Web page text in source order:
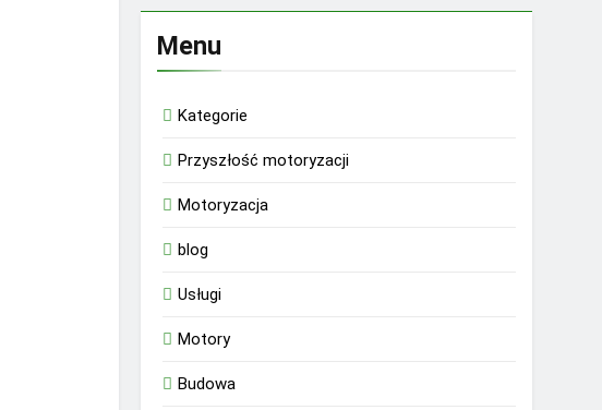
Menu
Kategorie
Przyszłość motoryzacji
Motoryzacja
blog
Usługi
Motory
Budowa